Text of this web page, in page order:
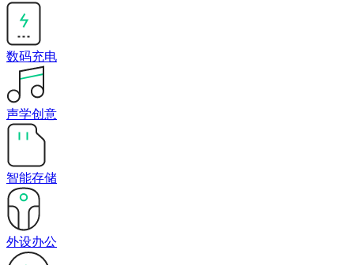
数码充电
声学创意
智能存储
外设办公